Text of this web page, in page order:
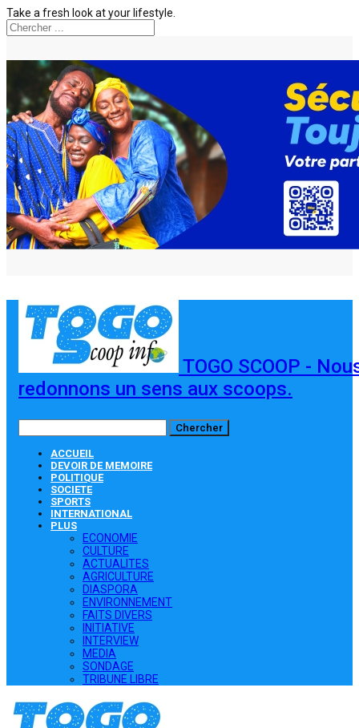
Take a fresh look at your lifestyle.
TOGO SCOOP -
redonnons un sens aux scoops.
ACCUEIL
DEVOIR DE MEMOIRE
POLITIQUE
SOCIETE
SPORTS
INTERNATIONAL
PLUS
ECONOMIE
CULTURE
ACTUALITES
AGRICULTURE
DIASPORA
ENVIRONNEMENT
FAITS DIVERS
INITIATIVE
INTERVIEW
MEDIA
SONDAGE
TRIBUNE LIBRE